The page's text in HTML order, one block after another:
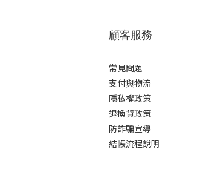
顧客服務
常見問題
支付與物流
隱私權政策
退換貨政策
防詐騙宣導
結帳流程說明